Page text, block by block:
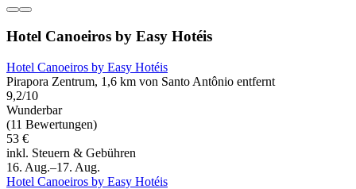
Hotel Canoeiros by Easy Hotéis
Hotel Canoeiros by Easy Hotéis
Pirapora Zentrum, 1,6 km von Santo Antônio entfernt
9,2/10
Wunderbar
(11 Bewertungen)
53 €
inkl. Steuern & Gebühren
16. Aug.–17. Aug.
Hotel Canoeiros by Easy Hotéis